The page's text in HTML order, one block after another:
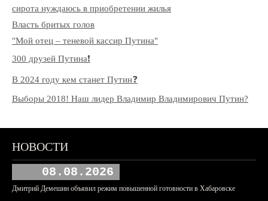
сирота нуждаюсь в приобретении жилья
Власть бритых голов
"Мой отец – теневой кассир Путина"
300 друзей Путина❗️
В 2024 году кем станет Путин❓
Выборы 2018! Наш лидер Владимир Владимирович Путин?
НОВОСТИ
08.08.2026
Дмитрий Демешин объявил режим повышенной готовности в Хабаровске